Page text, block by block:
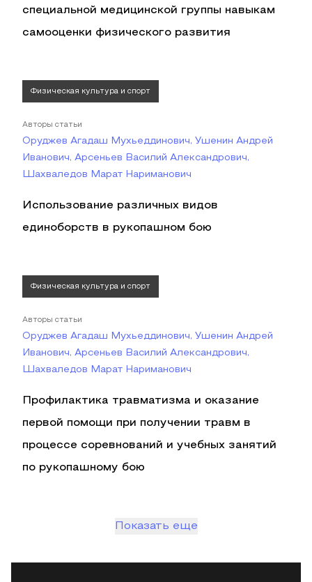
специальной медицинской группы навыкам
самооценки физического развития
Физическая культура и спорт
Авторы статьи
Оруджев Агадаш Мухьеддинович, Ушенин Андрей
Иванович, Арсеньев Василий Александрович,
Шахваледов Марат Нариманович
Использование различных видов
единоборств в рукопашном бою
Физическая культура и спорт
Авторы статьи
Оруджев Агадаш Мухьеддинович, Ушенин Андрей
Иванович, Арсеньев Василий Александрович,
Шахваледов Марат Нариманович
Профилактика травматизма и оказание
первой помощи при получении травм в
процессе соревнований и учебных занятий
по рукопашному бою
Показать еще